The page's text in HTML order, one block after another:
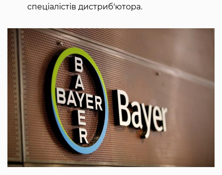
спеціалістів дистриб'ютора.